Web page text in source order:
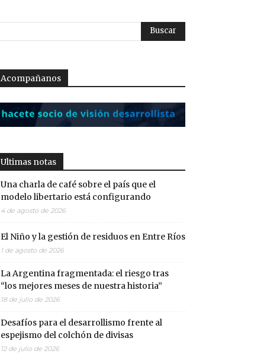
Acompañanos
Ultimas notas
Una charla de café sobre el país que el
modelo libertario está configurando
4 de agosto de 2026
El Niño y la gestión de residuos en Entre Ríos
1 de agosto de 2026
La Argentina fragmentada: el riesgo tras
“los mejores meses de nuestra historia”
18 de julio de 2026
Desafíos para el desarrollismo frente al
espejismo del colchón de divisas
12 de julio de 2026